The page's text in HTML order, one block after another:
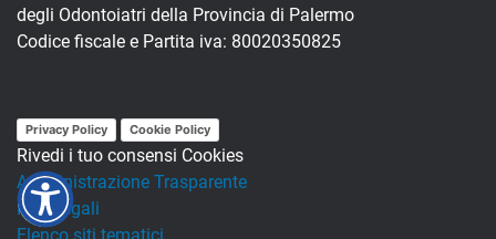
degli Odontoiatri della Provincia di Palermo
Codice fiscale e Partita iva: 80020350825
Privacy Policy Cookie Policy
Rivedi i tuo consensi Cookies
Amministrazione Trasparente
Note legali
Elenco siti tematici